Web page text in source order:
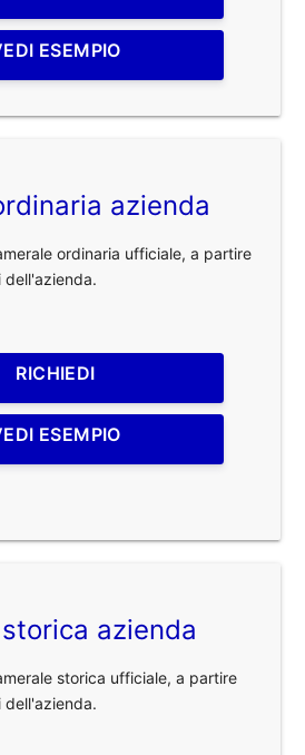
ESEMPIO
azienda
ordinaria ufficiale, a partire
RICHIEDI
ESEMPIO
azienda
storica ufficiale, a partire